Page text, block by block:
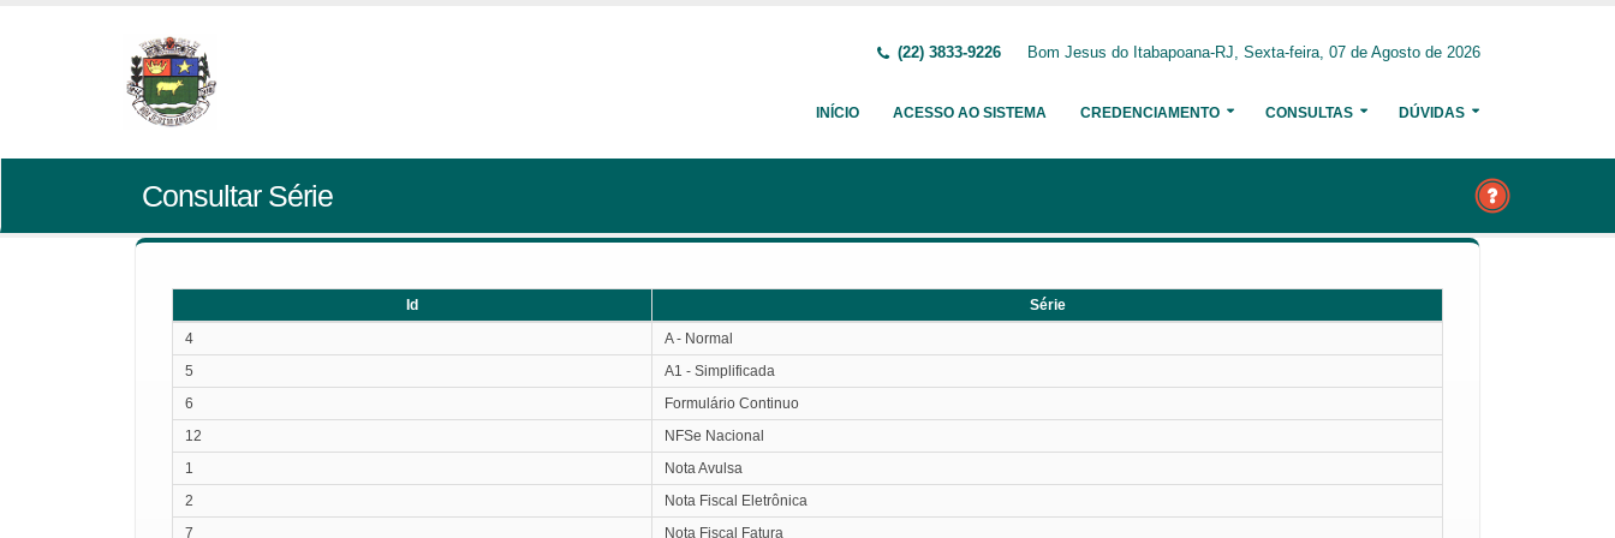
(22) 3833-9226 Bom Jesus do Itabapoana-RJ, Sexta-feira, 07 de Agosto de 2026
INÍCIO ACESSO AO SISTEMA CREDENCIAMENTO CONSULTAS DÚVIDAS
Consultar Série
Id
Série
4
A - Normal
5
A1 - Simplificada
6
Formulário Continuo
12
NFSe Nacional
1
Nota Avulsa
2
Nota Fiscal Eletrônica
7
Nota Fiscal Fatura